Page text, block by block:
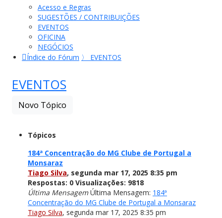
ATIVIDADES
NOTÍCIAS
FÓRUM
Acesso e Regras
SUGESTÕES / CONTRIBUIÇÕES
EVENTOS
OFICINA
NEGÓCIOS
Índice do Fórum 〉 EVENTOS
EVENTOS
Novo Tópico
Tópicos
184ª Concentração do MG Clube de Portugal a
Monsaraz
Tiago Silva, segunda mar 17, 2025 8:35 pm
Respostas: 0 Visualizações: 9818
Última MensagemÚltima Mensagem: 184ª
Concentração do MG Clube de Portugal a Monsaraz
Tiago Silva, segunda mar 17, 2025 8:35 pm